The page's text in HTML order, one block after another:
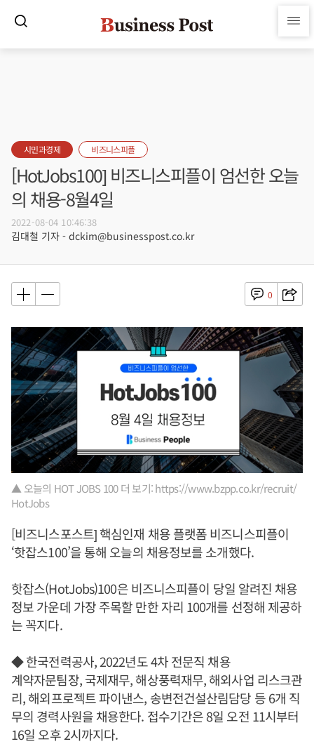
시민과경제 비즈니스피플
[HotJobs100] 비즈니스피플이 엄선한 오늘
의 채용-8월4일
2022-08-04 10:46:38
김대철 기자 - dckim@businesspost.co.kr
0
▲ 오늘의 HOT JOBS 100 더 보기: https://www.bzpp.co.kr/recruit/
HotJobs
[비즈니스포스트] 핵심인재 채용 플랫폼 비즈니스피플이
‘핫잡스100’을 통해 오늘의 채용정보를 소개했다.
핫잡스(HotJobs)100은 비즈니스피플이 당일 알려진 채용
정보 가운데 가장 주목할 만한 자리 100개를 선정해 제공하
는 꼭지다.
◆ 한국전력공사, 2022년도 4차 전문직 채용
계약자문팀장, 국제재무, 해상풍력재무, 해외사업 리스크관
리, 해외프로젝트 파이낸스, 송변전건설산림담당 등 6개 직
무의 경력사원을 채용한다. 접수기간은 8일 오전 11시부터
16일 오후 2시까지다.